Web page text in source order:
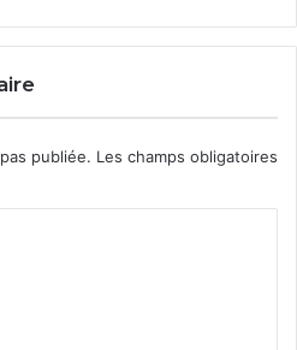
publiée. Les champs obligatoires